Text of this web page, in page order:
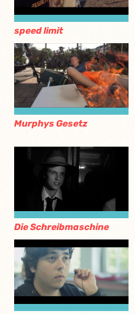
speed limit
Murphys Gesetz
Die Schreibmaschine